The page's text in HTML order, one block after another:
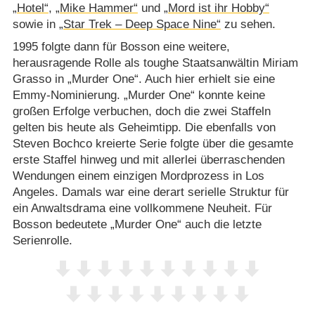
„Hotel“, „Mike Hammer“ und „Mord ist ihr Hobby“
sowie in „Star Trek – Deep Space Nine“ zu sehen.
1995 folgte dann für Bosson eine weitere,
herausragende Rolle als toughe Staatsanwältin Miriam
Grasso in „Murder One“. Auch hier erhielt sie eine
Emmy-Nominierung. „Murder One“ konnte keine
großen Erfolge verbuchen, doch die zwei Staffeln
gelten bis heute als Geheimtipp. Die ebenfalls von
Steven Bochco kreierte Serie folgte über die gesamte
erste Staffel hinweg und mit allerlei überraschenden
Wendungen einem einzigen Mordprozess in Los
Angeles. Damals war eine derart serielle Struktur für
ein Anwaltsdrama eine vollkommene Neuheit. Für
Bosson bedeutete „Murder One“ auch die letzte
Serienrolle.